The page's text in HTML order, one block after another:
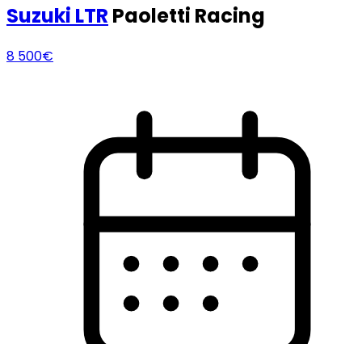
Suzuki LTR Paoletti Racing
8 500€